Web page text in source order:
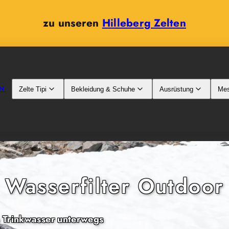
zu unseren Hilleberg Zelten
Zelte Tipi Bekleidung & Schuhe Ausrüstung
Wasserfilter Outdoor
unterwegs